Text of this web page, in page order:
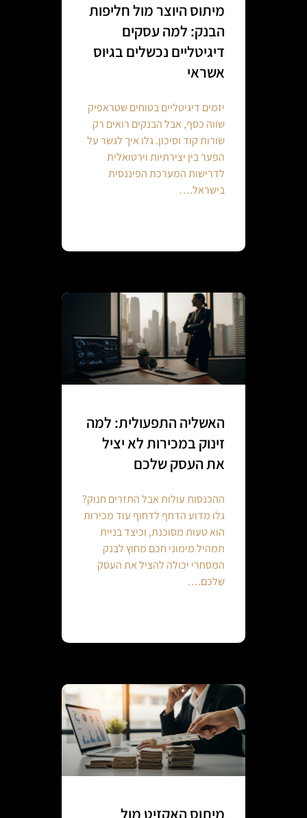
מיתוס היוצר מול חליפות
הבנק: למה עסקים
דיגיטליים נכשלים בגיוס
אשראי
יזמים דיגיטליים בטוחים שטראפיק
שווה כסף, אבל הבנקים רואים רק
שורות קוד וסיכון. גלו איך לגשר על
הפער בין יצירתיות וירטואלית
לדרישות המערכת הפיננסית
בישראל.…
האשליה התפעולית: למה
זינוק במכירות לא יציל
את העסק שלכם
ההכנסות עולות אבל התזרים חנוק?
גלו מדוע הדחף לדחוף עוד מכירות
הוא טעות מסוכנת, וכיצד בניית
תמהיל מימוני חכם מחוץ לבנק
המסחרי יכולה להציל את העסק
שלכם.…
מיתוס האקזיט מול